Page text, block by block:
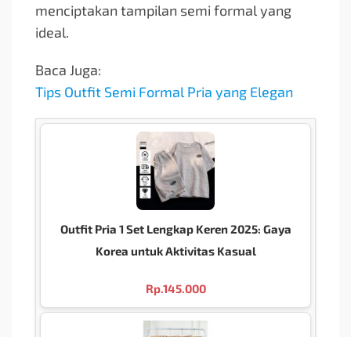
menciptakan tampilan semi formal yang
ideal.
Baca Juga:
Tips Outfit Semi Formal Pria yang Elegan
Outfit Pria 1 Set Lengkap Keren 2025: Gaya
Korea untuk Aktivitas Kasual
Rp.145.000